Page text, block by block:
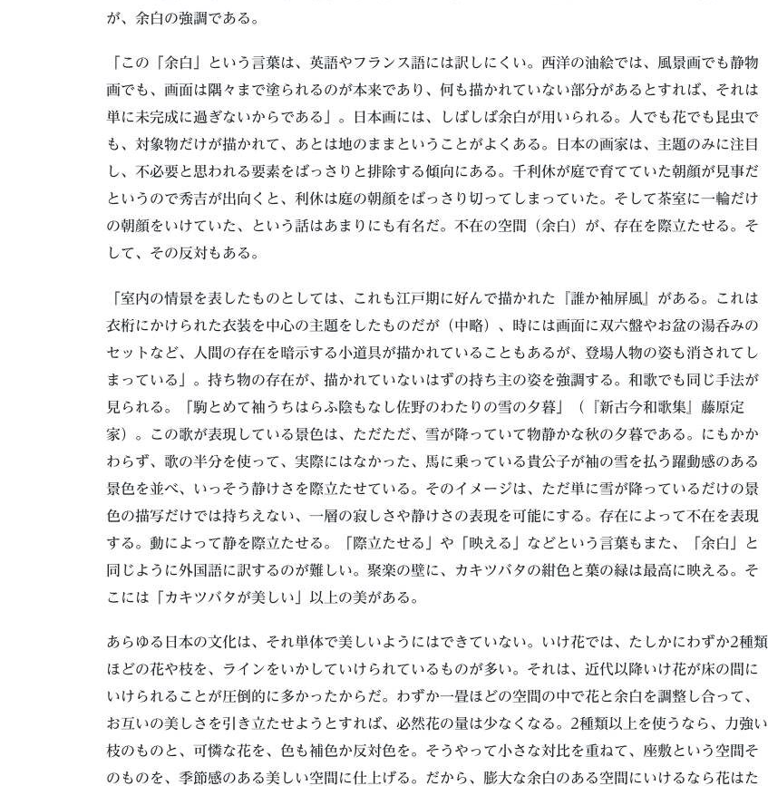
が、余白の強調である。
「この「余白」という言葉は、英語やフランス語には訳しにくい。西洋の油絵では、風景画でも静物
画でも、画面は隅々まで塗られるのが本来であり、何も描かれていない部分があるとすれば、それは
単に未完成に過ぎないからである」。日本画には、しばしば余白が用いられる。人でも花でも昆虫で
も、対象物だけが描かれて、あとは地のままということがよくある。日本の画家は、主題のみに注目
し、不必要と思われる要素をばっさりと排除する傾向にある。千利休が庭で育てていた朝顔が見事だ
というので秀吉が出向くと、利休は庭の朝顔をばっさり切ってしまっていた。そして茶室に一輪だけ
の朝顔をいけていた、という話はあまりにも有名だ。不在の空間（余白）が、存在を際立たせる。そ
して、その反対もある。
「室内の情景を表したものとしては、これも江戸期に好んで描かれた『誰か袖屏風』がある。これは
衣桁にかけられた衣装を中心の主題をしたものだが（中略）、時には画面に双六盤やお盆の湯呑みの
セットなど、人間の存在を暗示する小道具が描かれていることもあるが、登場人物の姿も消されてし
まっている」。持ち物の存在が、描かれていないはずの持ち主の姿を強調する。和歌でも同じ手法が
見られる。「駒とめて袖うちはらふ陰もなし佐野のわたりの雪の夕暮」（『新古今和歌集』藤原定
家）。この歌が表現している景色は、ただただ、雪が降っていて物静かな秋の夕暮である。にもかか
わらず、歌の半分を使って、実際にはなかった、馬に乗っている貴公子が袖の雪を払う躍動感のある
景色を並べ、いっそう静けさを際立たせている。そのイメージは、ただ単に雪が降っているだけの景
色の描写だけでは持ちえない、一層の寂しさや静けさの表現を可能にする。存在によって不在を表現
する。動によって静を際立たせる。「際立たせる」や「映える」などという言葉もまた、「余白」と
同じように外国語に訳するのが難しい。聚楽の壁に、カキツバタの紺色と葉の緑は最高に映える。そ
こには「カキツバタが美しい」以上の美がある。
あらゆる日本の文化は、それ単体で美しいようにはできていない。いけ花では、たしかにわずか2種類
ほどの花や枝を、ラインをいかしていけられているものが多い。それは、近代以降いけ花が床の間に
いけられることが圧倒的に多かったからだ。わずか一畳ほどの空間の中で花と余白を調整し合って、
お互いの美しさを引き立たせようとすれば、必然花の量は少なくなる。2種類以上を使うなら、力強い
枝のものと、可憐な花を、色も補色か反対色を。そうやって小さな対比を重ねて、座敷という空間そ
のものを、季節感のある美しい空間に仕上げる。だから、膨大な余白のある空間にいけるなら花はた